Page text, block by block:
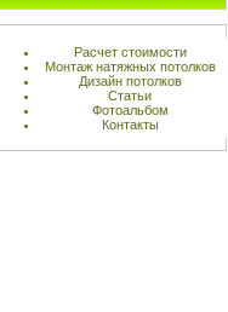
Расчет стоимости
Монтаж натяжных потолков
Дизайн потолков
Статьи
Фотоальбом
Контакты